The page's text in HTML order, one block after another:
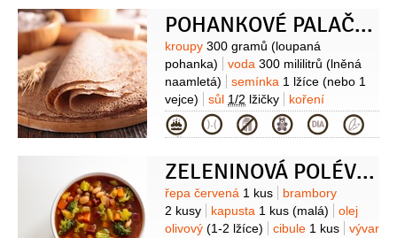
POHANKOVÉ PALAČINKY S JABLEČNÝM ROZVAREM
Suroviny
kroupy 300 gramů (loupaná
pohanka)
voda 300 mililitrů (lněná
naamletá)
semínka 1 lžíce (nebo 1
vejce)
sůl 1/2 lžičky
koření
perníkové
1/2lžičky Jaablečný
rozvar: švestky sušené250 gramů
10 kusů
skořice
Kategorie
ZELENINOVÁ POLÉVKA
Suroviny
řepa červená 1 kus
brambory
2 kusy
kapusta 1 kus (malá)
olej
olivový (1-2 lžíce) cibule 1 kus
vývar